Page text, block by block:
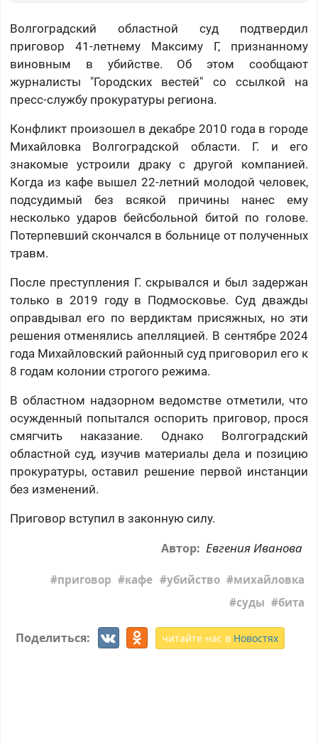
Волгоградский областной суд подтвердил
приговор 41-летнему Максиму Г, признанному
виновным в убийстве. Об этом сообщают
журналисты "Городских вестей" со ссылкой на
пресс-службу прокуратуры региона.
Конфликт произошел в декабре 2010 года в городе
Михайловка Волгоградской области. Г. и его
знакомые устроили драку с другой компанией.
Когда из кафе вышел 22-летний молодой человек,
подсудимый без всякой причины нанес ему
несколько ударов бейсбольной битой по голове.
Потерпевший скончался в больнице от полученных
травм.
После преступления Г. скрывался и был задержан
только в 2019 году в Подмосковье. Суд дважды
оправдывал его по вердиктам присяжных, но эти
решения отменялись апелляцией. В сентябре 2024
года Михайловский районный суд приговорил его к
8 годам колонии строгого режима.
В областном надзорном ведомстве отметили, что
осужденный попытался оспорить приговор, прося
смягчить наказание. Однако Волгоградский
областной суд, изучив материалы дела и позицию
прокуратуры, оставил решение первой инстанции
без изменений.
Приговор вступил в законную силу.
Автор: Евгения Иванова
приговор кафе убийство
михайловка
суды
бита
Поделиться: читайте нас в Новостях